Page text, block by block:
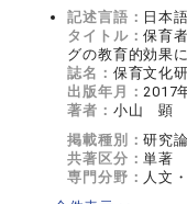
記述言語： 日本語
タイトル：保育
グの教育的効果
誌名： 保育文化
出版年月： 2017
著者： 小山 顕
掲載種別：研究
共著区分：単著
専門分野： 人文